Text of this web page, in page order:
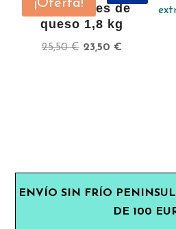
¡Oferta!
Tentaciones de
queso 1,8 kg
25,50€ El
23,50 €El
ENVÍO SIN FRÍO
DE 100